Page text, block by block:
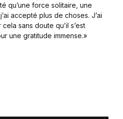
qu’une force solitaire, une
accepté plus de choses. J’ai
sans doute qu’il s’est
une gratitude immense.»